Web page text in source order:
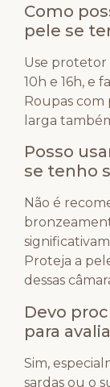
Como
pele se
Use protetor
10h e 16h, e
Roupas com
larga
Posso
se tenho
Não é
Proteja a
dessas
Devo
para
Sim,
sardas ou o